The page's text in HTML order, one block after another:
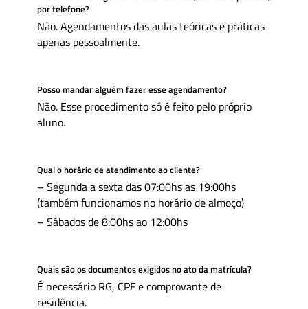
por telefone?
Não. Agendamentos das aulas teóricas e práticas
apenas pessoalmente.
Posso mandar alguém fazer esse agendamento?
Não. Esse procedimento só é feito pelo próprio
aluno.
Qual o horário de atendimento ao cliente?
– Segunda a sexta das 07:00hs as 19:00hs
(também funcionamos no horário de almoço)
– Sábados de 8:00hs ao 12:00hs
Quais são os documentos exigidos no ato da matrícula?
É necessário RG, CPF e comprovante de
residência.